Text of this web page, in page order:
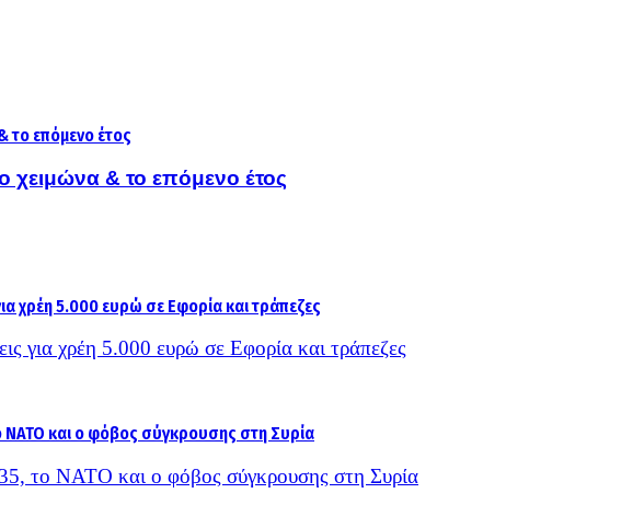
χειμώνα & το επόμενο έτος
για χρέη 5.000 ευρώ σε Εφορία και τράπεζες
το ΝΑΤΟ και ο φόβος σύγκρουσης στη Συρία